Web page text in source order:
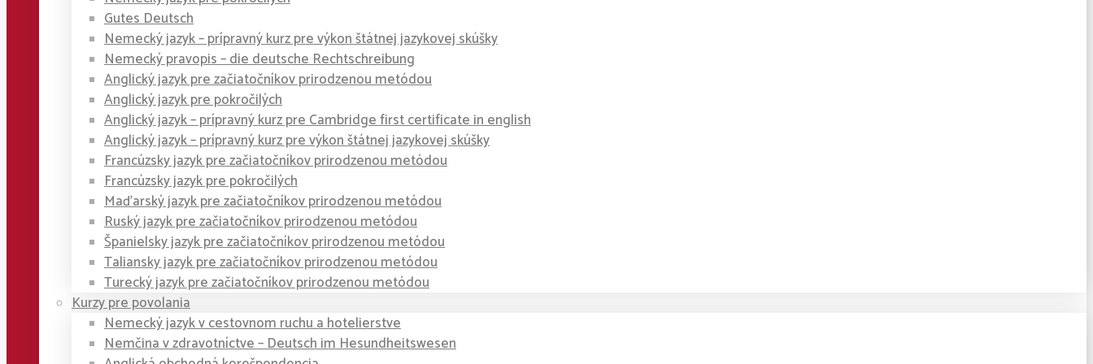
Gutes Deutsch
Nemecký jazyk – prípravný kurz pre výkon štátnej jazykovej skúšky
Nemecký pravopis – die deutsche Rechtschreibung
Anglický jazyk pre začiatočníkov prirodzenou metódou
Anglický jazyk pre pokročilých
Anglický jazyk – prípravný kurz pre Cambridge first certificate in english
Anglický jazyk – prípravný kurz pre výkon štátnej jazykovej skúšky
Francúzsky jazyk pre začiatočníkov prirodzenou metódou
Francúzsky jazyk pre pokročilých
Maďarský jazyk pre začiatočníkov prirodzenou metódou
Ruský jazyk pre začiatočníkov prirodzenou metódou
Španielsky jazyk pre začiatočníkov prirodzenou metódou
Taliansky jazyk pre začiatočníkov prirodzenou metódou
Turecký jazyk pre začiatočníkov prirodzenou metódou
Kurzy pre povolania
Nemecký jazyk v cestovnom ruchu a hotelierstve
Nemčina v zdravotníctve – Deutsch im Hesundheitswesen